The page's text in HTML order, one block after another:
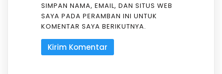
SIMPAN NAMA, EMAIL, DAN SITUS WEB
SAYA PADA PERAMBAN INI UNTUK
KOMENTAR SAYA BERIKUTNYA.